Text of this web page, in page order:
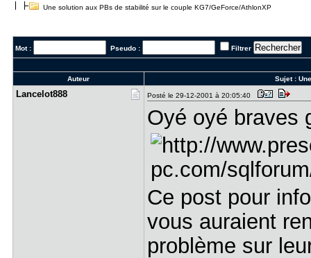
Une solution aux PBs de stabilité sur le couple KG7/GeForce/AthlonXP
Mot : Pseudo : Filtrer
Auteur Sujet :
Lancelot88​8 Posté le 29-12-2001 à 20:05:40
Oyé oyé braves
Ce post pour
vous auraient
problème sur